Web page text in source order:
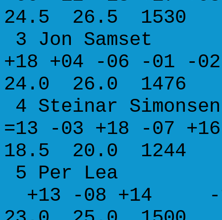
24.5 26.5 1530
3 Jon
+18 +04 -06 -01
24.0 26.0 1476
4 Steinar
=13 -03 +18 -07
18.5 20.0 1244
5 Per Lea
+13 -08 +14